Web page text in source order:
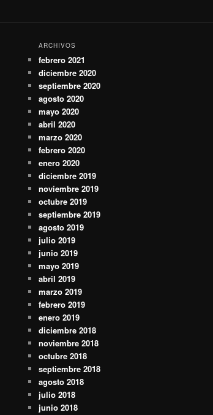
ARCHIVOS
febrero 2021
diciembre 2020
septiembre 2020
agosto 2020
mayo 2020
abril 2020
marzo 2020
febrero 2020
enero 2020
diciembre 2019
noviembre 2019
octubre 2019
septiembre 2019
agosto 2019
julio 2019
junio 2019
mayo 2019
abril 2019
marzo 2019
febrero 2019
enero 2019
diciembre 2018
noviembre 2018
octubre 2018
septiembre 2018
agosto 2018
julio 2018
junio 2018